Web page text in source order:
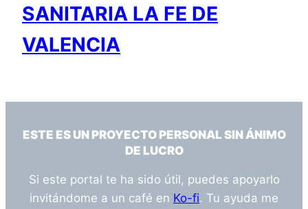
SANITARIA LA FE DE
VALENCIA
ESTE ES UN PROYECTO PERSONAL SIN ÁNIMO
DE LUCRO
Si este portal te ha sido útil, puedes apoyarlo
invitándome a un café en Ko-fi. Tu ayuda me